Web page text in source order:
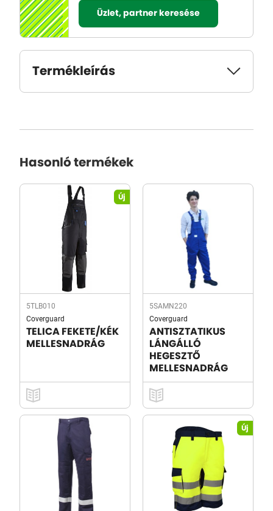
Üzlet, partner keresése
Termékleírás
Hasonló termékek
Új
5TLB010
Coverguard
TELICA FEKETE/KÉK
MELLESNADRÁG
5SAMN220
Coverguard
ANTISZTATIKUS
LÁNGÁLLÓ
HEGESZTŐ
MELLESNADRÁG
Új